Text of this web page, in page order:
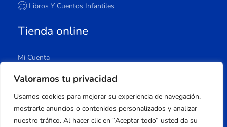
Valoramos tu privacidad
Usamos cookies para mejorar su experiencia de navegación,
mostrarle anuncios o contenidos personalizados y analizar
nuestro tráfico. Al hacer clic en “Aceptar todo” usted da su
Libros Y Cuentos Infantiles
Tienda online
Mi Cuenta
Carrito
Lista De Deseos